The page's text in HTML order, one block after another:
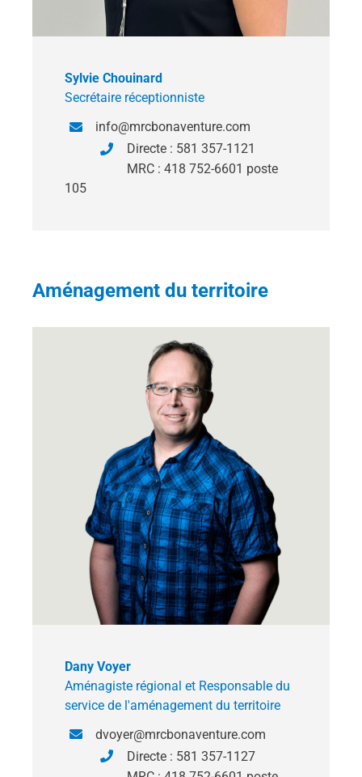
Sylvie Chouinard
Secrétaire réceptionniste
info@mrcbonaventure.com
Directe : 581 357-1121
MRC : 418 752-6601 poste
105
Aménagement du territoire
Dany Voyer
Aménagiste régional et Responsable du
service de l'aménagement du territoire
dvoyer@mrcbonaventure.com
Directe : 581 357-1127